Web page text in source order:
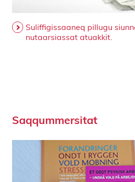
Suliffigissaaneq pillugu
nutaarsiassat atuakkit.
Saqqummersitat